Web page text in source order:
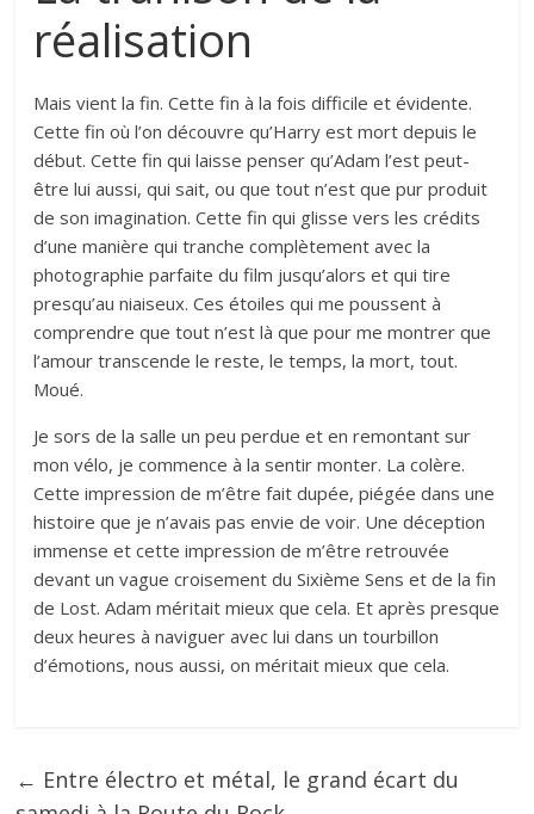
réalisation
Mais vient la fin. Cette fin à la fois difficile et évidente.
Cette fin où l’on découvre qu’Harry est mort depuis le
début. Cette fin qui laisse penser qu’Adam l’est peut-
être lui aussi, qui sait, ou que tout n’est que pur produit
de son imagination. Cette fin qui glisse vers les crédits
d’une manière qui tranche complètement avec la
photographie parfaite du film jusqu’alors et qui tire
presqu’au niaiseux. Ces étoiles qui me poussent à
comprendre que tout n’est là que pour me montrer que
l’amour transcende le reste, le temps, la mort, tout.
Moué.
Je sors de la salle un peu perdue et en remontant sur
mon vélo, je commence à la sentir monter. La colère.
Cette impression de m’être fait dupée, piégée dans une
histoire que je n’avais pas envie de voir. Une déception
immense et cette impression de m’être retrouvée
devant un vague croisement du Sixième Sens et de la fin
de Lost. Adam méritait mieux que cela. Et après presque
deux heures à naviguer avec lui dans un tourbillon
d’émotions, nous aussi, on méritait mieux que cela.
← Entre électro et métal, le grand écart du